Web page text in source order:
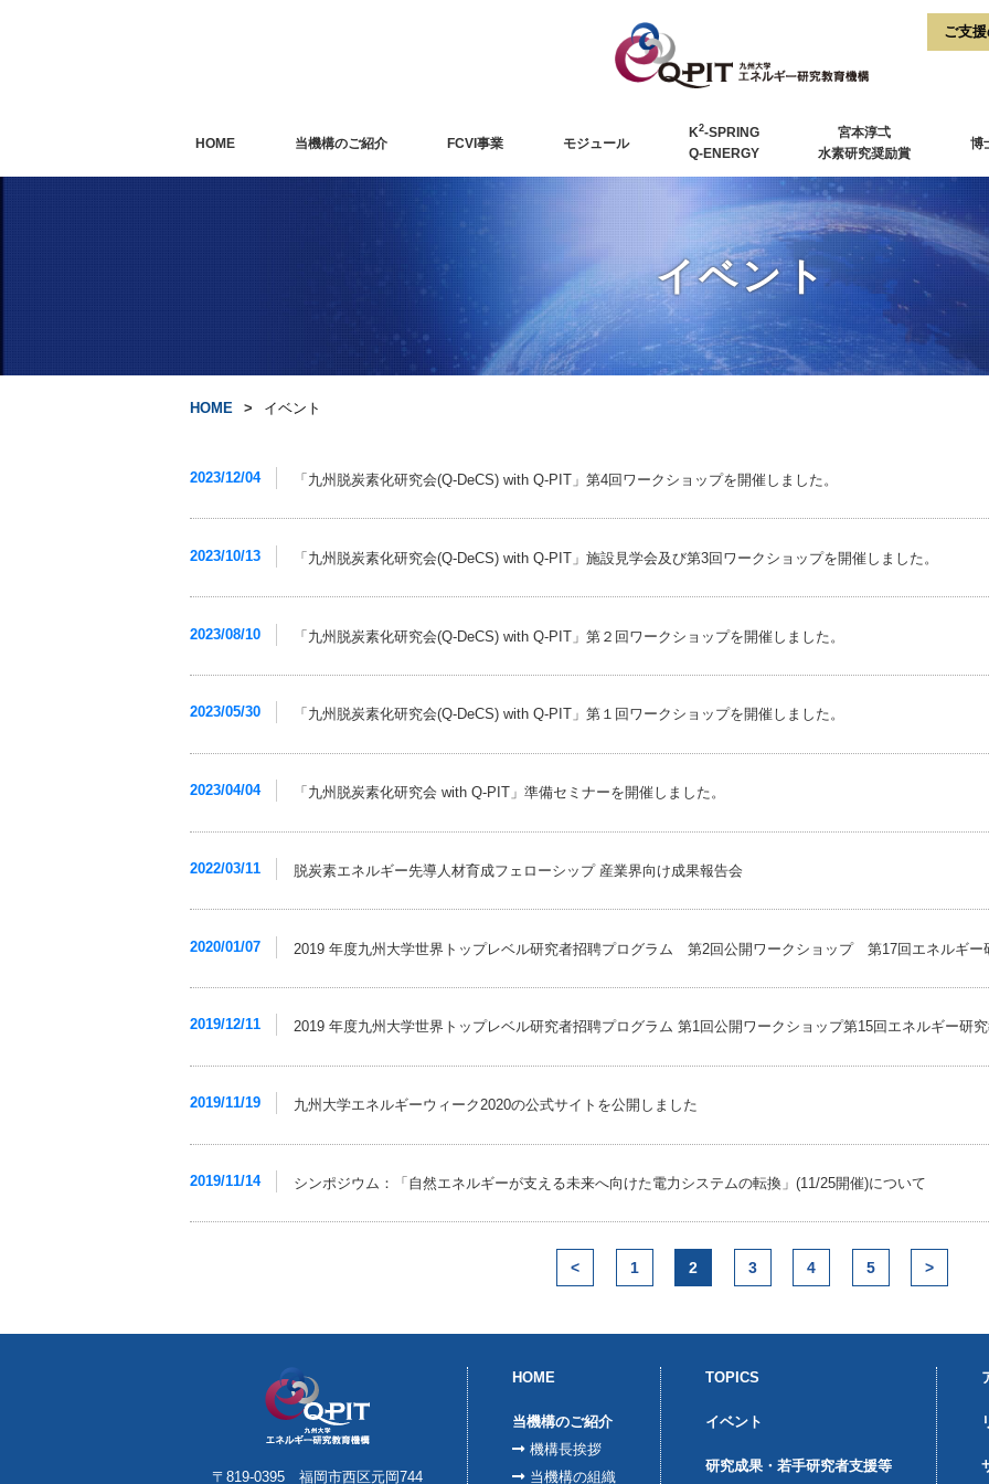
HOME 当機構のご紹介 FCVI事業 モジュール
K2-SPRING
Q-ENERGY
宮本淳弌
水素研究奨励賞
博
イベント
HOME イベント
2023/12/04 「九州脱炭素化研究会(Q-DeCS) with Q-PIT」第4回ワークショップを開催しました。
2023/10/13 「九州脱炭素化研究会(Q-DeCS) with Q-PIT」施設見学会及び第3回ワークショップを開催しました。
2023/08/10 「九州脱炭素化研究会(Q-DeCS) with Q-PIT」第２回ワークショップを開催しました。
2023/05/30 「九州脱炭素化研究会(Q-DeCS) with Q-PIT」第１回ワークショップを開催しました。
2023/04/04 「九州脱炭素化研究会 with Q-PIT」準備セミナーを開催しました。
2022/03/11 脱炭素エネルギー先導人材育成フェローシップ 産業界向け成果報告会
2020/01/07 2019 年度九州大学世界トップレベル研究者招聘プログラム 第2回公開ワークショップ 第17回エネルギー
2019/12/11 2019 年度九州大学世界トップレベル研究者招聘プログラム 第1回公開ワークショップ第15回エネルギー研
2019/11/19 九州大学エネルギーウィーク2020の公式サイトを公開しました
2019/11/14 シンポジウム：「自然エネルギーが支える未来へ向けた電力システムの転換」(11/25開催)について
< 1 2 3 4 5 >
〒819-0395 福岡市西区元岡744
HOME
当機構のご紹介
機構長挨拶
当機構の組織
TOPICS
イベント
研究成果・若手研究者支援等